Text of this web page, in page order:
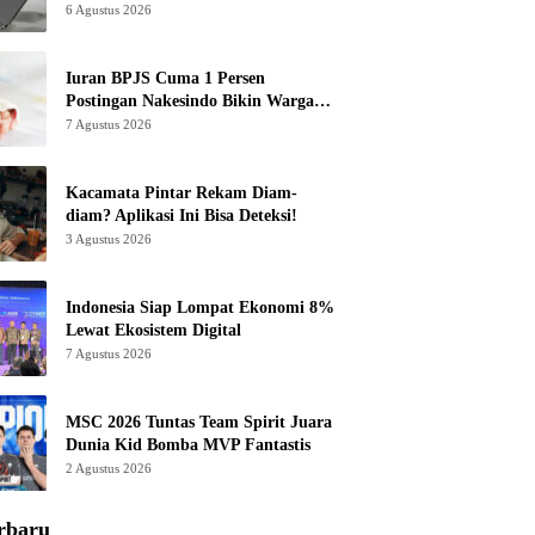
6 Agustus 2026
Iuran BPJS Cuma 1 Persen
Postingan Nakesindo Bikin Warganet
Murka
7 Agustus 2026
Kacamata Pintar Rekam Diam-
diam? Aplikasi Ini Bisa Deteksi!
3 Agustus 2026
Indonesia Siap Lompat Ekonomi 8%
Lewat Ekosistem Digital
7 Agustus 2026
MSC 2026 Tuntas Team Spirit Juara
Dunia Kid Bomba MVP Fantastis
2 Agustus 2026